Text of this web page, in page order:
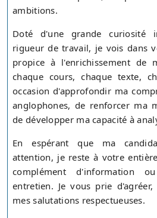
ambitions.
Doté d'une grande curiosité
rigueur de travail, je vois dans
propice à l'enrichissement de
chaque cours, chaque texte,
occasion d'approfondir ma
anglophones, de renforcer ma
de développer ma capacité à
En espérant que ma
attention, je reste à votre
complément d'information
entretien. Je vous prie
mes salutations respectueuses.